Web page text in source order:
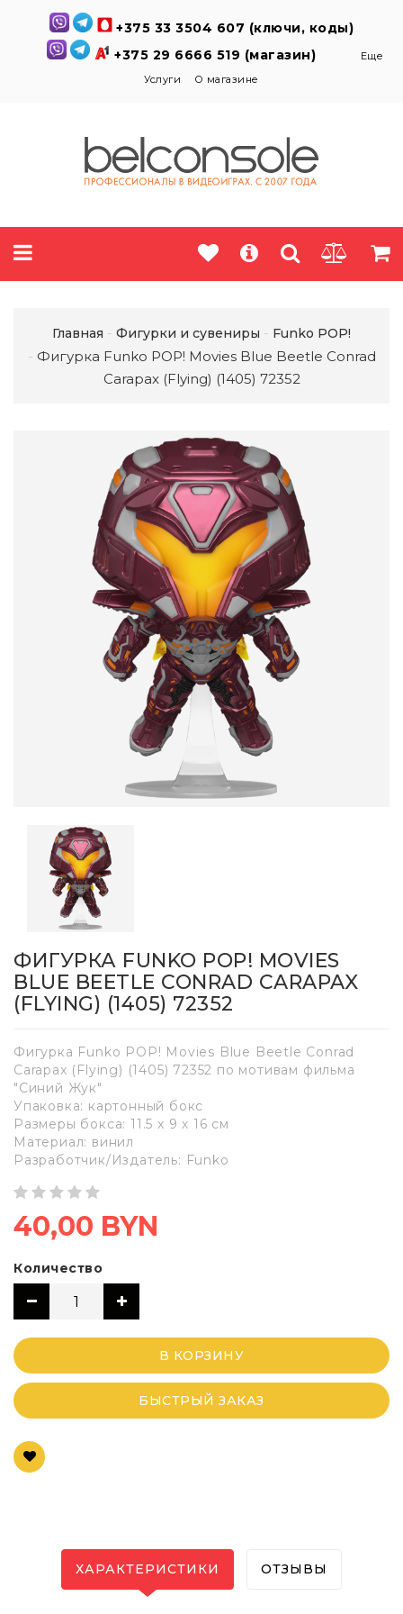
+375 33 3504 607 (ключи, коды)
+375 29 6666 519 (магазин)
Еще
Услуги
О магазине
Главная Фигурки и сувениры Funko POP!
Фигурка Funko POP! Movies Blue Beetle Conrad
Carapax (Flying) (1405) 72352
ФИГУРКА FUNKO POP! MOVIES
BLUE BEETLE CONRAD CARAPAX
(FLYING) (1405) 72352
Фигурка Funko POP! Movies Blue Beetle Conrad
Carapax (Flying) (1405) 72352 по мотивам фильма
"Синий Жук"
Упаковка: картонный бокс
Размеры бокса: 11.5 х 9 х 16 см
Материал: винил
Разработчик/Издатель: Funko
40,00 BYN
Количество
В КОРЗИНУ
БЫСТРЫЙ ЗАКАЗ
ХАРАКТЕРИСТИКИ ОТЗЫВЫ